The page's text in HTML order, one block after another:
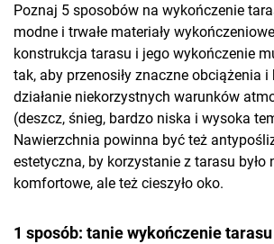
Poznaj 5 sposobów na wykończenie
modne i trwałe materiały
konstrukcja tarasu i jego wykończenie
tak, aby przenosiły znaczne obciążenia i
działanie niekorzystnych warunków
(deszcz, śnieg, bardzo niska i wysoka
Nawierzchnia powinna być też
estetyczna, by korzystanie z tarasu było
komfortowe, ale też cieszyło oko.
1 sposób: tanie wykończenie